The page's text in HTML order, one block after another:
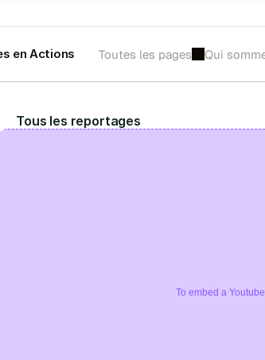
en Actions Toutes les pages Qui
Tous les reportages
To embed a